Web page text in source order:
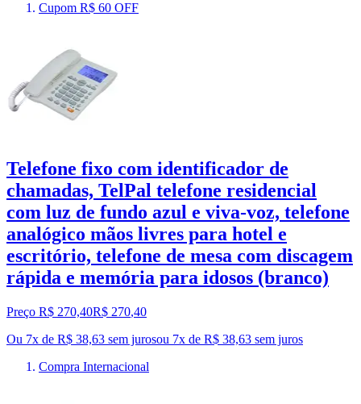
Cupom R$ 60 OFF
Telefone fixo com identificador de
chamadas, TelPal telefone residencial
com luz de fundo azul e viva-voz, telefone
analógico mãos livres para hotel e
escritório, telefone de mesa com discagem
rápida e memória para idosos (branco)
Preço R$ 270,40R$ 270,40
Ou 7x de R$ 38,63 sem jurosou 7x de R$ 38,63 sem juros
Compra Internacional